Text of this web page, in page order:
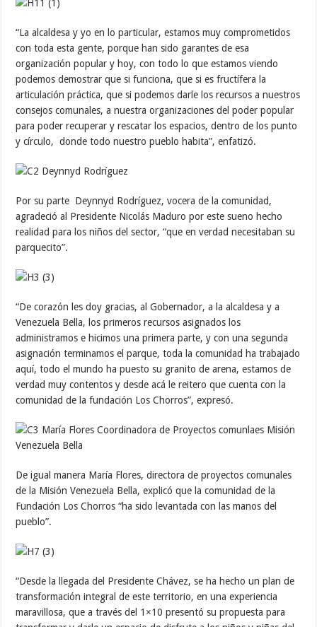
“La alcaldesa y yo en lo particular, estamos muy comprometidos
con toda esta gente, porque han sido garantes de esa
organización popular y hoy, con todo lo que estamos viendo
podemos demostrar que si funciona, que si es fructífera la
articulación práctica, que si podemos darle los recursos a nuestros
consejos comunales, a nuestra organizaciones del poder popular
para poder recuperar y rescatar los espacios, dentro de los punto
y círculo, donde todo nuestro pueblo habita”, enfatizó.
Por su parte Deynnyd Rodríguez, vocera de la comunidad,
agradeció al Presidente Nicolás Maduro por este sueno hecho
realidad para los niños del sector, “que en verdad necesitaban su
parquecito”.
“De corazón les doy gracias, al Gobernador, a la alcaldesa y a
Venezuela Bella, los primeros recursos asignados los
administramos e hicimos una primera parte, y con una segunda
asignación terminamos el parque, toda la comunidad ha trabajado
aquí, todo el mundo ha puesto su granito de arena, estamos de
verdad muy contentos y desde acá le reitero que cuenta con la
comunidad de la fundación Los Chorros”, expresó.
De igual manera María Flores, directora de proyectos comunales
de la Misión Venezuela Bella, explicó que la comunidad de la
Fundación Los Chorros “ha sido levantada con las manos del
pueblo”.
“Desde la llegada del Presidente Chávez, se ha hecho un plan de
transformación integral de este territorio, en una experiencia
maravillosa, que a través del 1×10 presentó su propuesta para